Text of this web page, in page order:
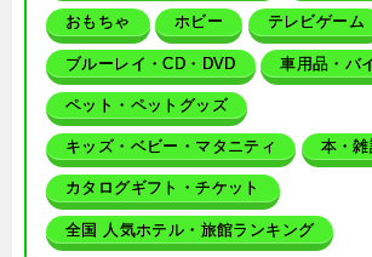
おもちゃ ホビー テレビゲーム
ブルーレイ・CD・DVD 車用品・バ
ペット・ペットグッズ
キッズ・ベビー・マタニティ 本・
カタログギフト・チケット
全国 人気ホテル・旅館ランキング